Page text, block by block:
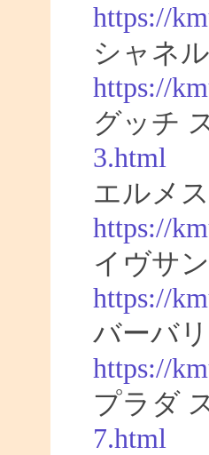
https://
シャネ
https://
グッチ
3.html
エルメ
https://
イヴサ
https://
バーバ
https://
プラダ
7.html